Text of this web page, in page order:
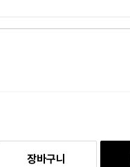
장바구니